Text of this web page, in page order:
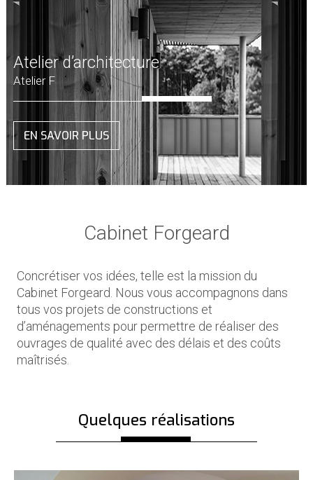
Atelier d’architecture
Atelier F
EN SAVOIR PLUS
Cabinet Forgeard
Concrétiser vos idées, telle est la mission du
Cabinet Forgeard. Nous vous accompagnons dans
tous vos projets de constructions et
d’aménagements pour permettre de réaliser des
ouvrages de qualité avec des délais et des coûts
maîtrisés.
Quelques réalisations